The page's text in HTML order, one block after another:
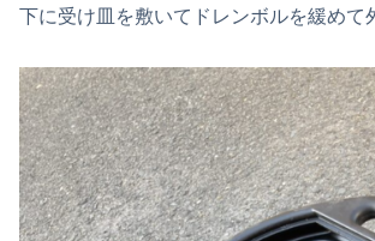
下に受け皿を敷いてドレンボルを緩めて